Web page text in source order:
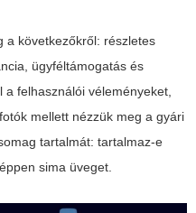
a következőkről: részletes
ügyféltámogatás és
felhasználói véleményeket,
mellett nézzük meg a gyári
tartalmát: tartalmaz-e
sima üveget.